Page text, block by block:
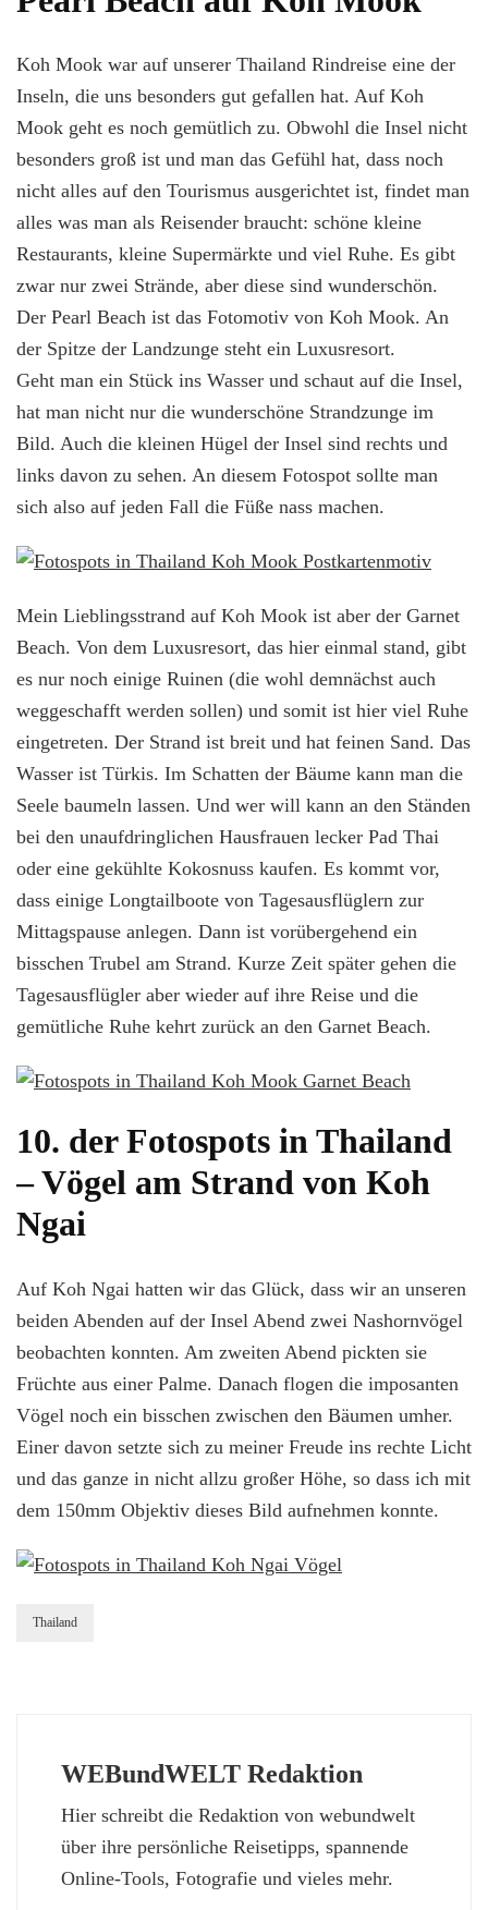
Koh Mook war auf unserer Thailand Rindreise eine der
Inseln, die uns besonders gut gefallen hat. Auf Koh
Mook geht es noch gemütlich zu. Obwohl die Insel nicht
besonders groß ist und man das Gefühl hat, dass noch
nicht alles auf den Tourismus ausgerichtet ist, findet man
alles was man als Reisender braucht: schöne kleine
Restaurants, kleine Supermärkte und viel Ruhe. Es gibt
zwar nur zwei Strände, aber diese sind wunderschön.
Der Pearl Beach ist das Fotomotiv von Koh Mook. An
der Spitze der Landzunge steht ein Luxusresort.
Geht man ein Stück ins Wasser und schaut auf die Insel,
hat man nicht nur die wunderschöne Strandzunge im
Bild. Auch die kleinen Hügel der Insel sind rechts und
links davon zu sehen. An diesem Fotospot sollte man
sich also auf jeden Fall die Füße nass machen.
Mein Lieblingsstrand auf Koh Mook ist aber der Garnet
Beach. Von dem Luxusresort, das hier einmal stand, gibt
es nur noch einige Ruinen (die wohl demnächst auch
weggeschafft werden sollen) und somit ist hier viel Ruhe
eingetreten. Der Strand ist breit und hat feinen Sand. Das
Wasser ist Türkis. Im Schatten der Bäume kann man die
Seele baumeln lassen. Und wer will kann an den Ständen
bei den unaufdringlichen Hausfrauen lecker Pad Thai
oder eine gekühlte Kokosnuss kaufen. Es kommt vor,
dass einige Longtailboote von Tagesausflüglern zur
Mittagspause anlegen. Dann ist vorübergehend ein
bisschen Trubel am Strand. Kurze Zeit später gehen die
Tagesausflügler aber wieder auf ihre Reise und die
gemütliche Ruhe kehrt zurück an den Garnet Beach.
10. der Fotospots in Thailand
– Vögel am Strand von Koh
Ngai
Auf Koh Ngai hatten wir das Glück, dass wir an unseren
beiden Abenden auf der Insel Abend zwei Nashornvögel
beobachten konnten. Am zweiten Abend pickten sie
Früchte aus einer Palme. Danach flogen die imposanten
Vögel noch ein bisschen zwischen den Bäumen umher.
Einer davon setzte sich zu meiner Freude ins rechte Licht
und das ganze in nicht allzu großer Höhe, so dass ich mit
dem 150mm Objektiv dieses Bild aufnehmen konnte.
Thailand
WEBundWELT Redaktion
Hier schreibt die Redaktion von webundwelt
über ihre persönliche Reisetipps, spannende
Online-Tools, Fotografie und vieles mehr.